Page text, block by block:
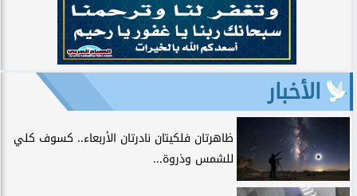
الأخبار
ظاهرتان فلكيتان نادرتان الأربعاء.. كسوف كلي
للشمس وذروة...